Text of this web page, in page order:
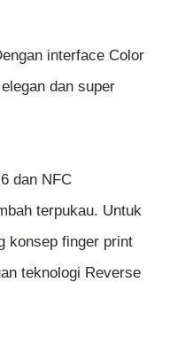
interface Color
dan super
dan NFC
terpukau. Untuk
konsep finger print
teknologi Reverse